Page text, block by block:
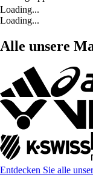
Loading...
Loading...
Alle unsere
Entdecken Sie alle